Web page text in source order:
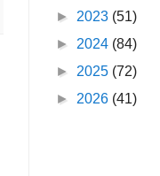
► 2023 (51)
► 2024 (84)
► 2025 (72)
► 2026 (41)